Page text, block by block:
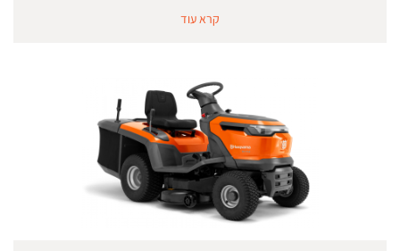
קרא עוד